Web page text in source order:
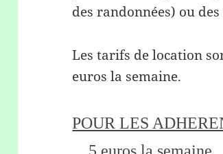
des randonnées) ou
Les tarifs de location
euros la semaine.
POUR LES